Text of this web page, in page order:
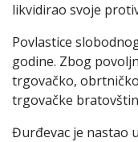
likvidirao svoje
Povlastice
godine. Zbog
trgovačko,
trgovačke
Đurđevac je nastao